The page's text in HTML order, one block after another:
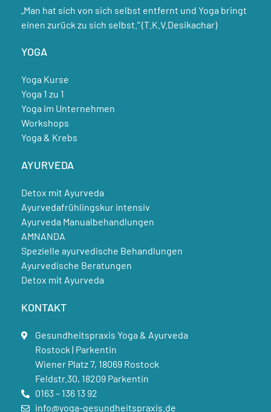
„Man hat sich von sich selbst entfernt und Yoga bringt
einen zurück zu sich selbst.“ (T.K.V.Desikachar)
YOGA
Yoga Kurse
Yoga 1 zu 1
Yoga im Unternehmen
Workshops
Yoga & Krebs
AYURVEDA
Detox mit Ayurveda
Ayurvedafrühlingskur intensiv
Ayurveda Manualbehandlungen
AMNANDA
Spezielle ayurvedische Behandlungen
Ayurvedische Beratungen
Detox mit Ayurveda
KONTAKT
Gesundheitspraxis Yoga & Ayurveda
Rostock | Parkentin
Wiener Platz 7, 18069 Rostock
Feldstr.30, 18209 Parkentin
0163 – 136 13 92
info@yoga-gesundheitspraxis.de